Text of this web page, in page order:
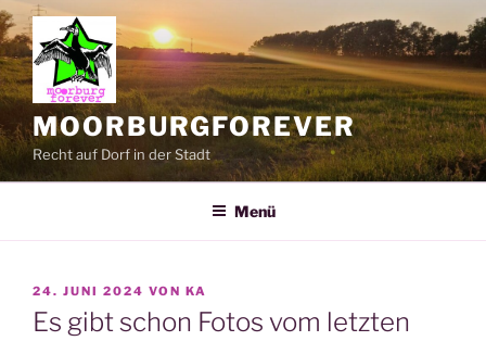
Zum
Inhalt
springen
MOORBURGFOREVER
Recht auf Dorf in der Stadt
Menü
VERÖFFENTLICHT
AM
24. JUNI 2024 VON KA
Es gibt schon Fotos vom letzten